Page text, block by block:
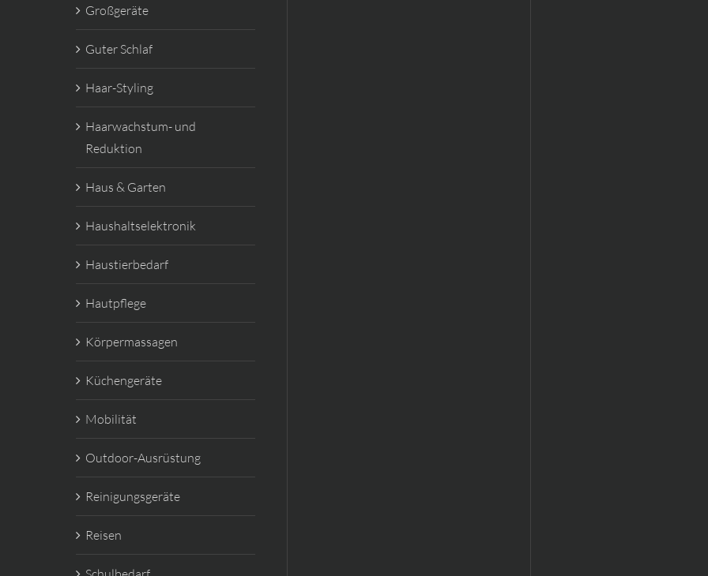
Großgeräte
Guter Schlaf
Haar-Styling
Haarwachstum- und
Reduktion
Haus & Garten
Haushaltselektronik
Haustierbedarf
Hautpflege
Körpermassagen
Küchengeräte
Mobilität
Outdoor-Ausrüstung
Reinigungsgeräte
Reisen